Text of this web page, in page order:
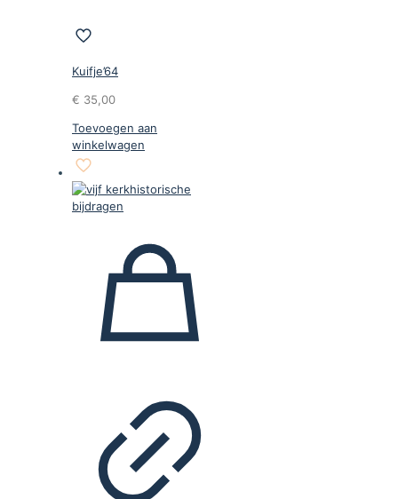
Kuifje’64
€ 35,00
Toevoegen aan
winkelwagen